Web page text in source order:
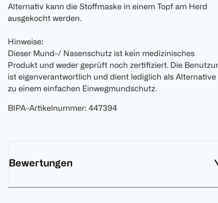
Alternativ kann die Stoffmaske in einem Topf am Herd
ausgekocht werden.
Hinweise:
Dieser Mund-/ Nasenschutz ist kein medizinisches
Produkt und weder geprüft noch zertifiziert. Die
ist eigenverantwortlich und dient lediglich als Alternative
zu einem einfachen Einwegmundschutz.
BIPA-Artikelnummer: 447394
Bewertungen